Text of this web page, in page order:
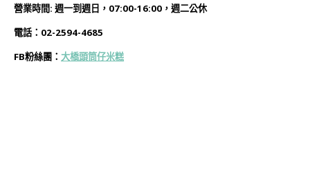
營業時間: 週一到週日，07:00-16:00，週二公休
電話：02-2594-4685
FB粉絲團： 大橋頭筒仔米糕